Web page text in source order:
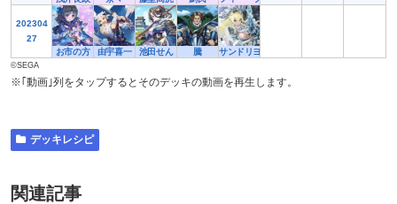
202304
27
お市の方
由宇喜一 池田せん 騰 サンドリヨン
©SEGA
※｢動画｣列をタップするとそのデッキの動画を再生します。
デッキレシピ
関連記事